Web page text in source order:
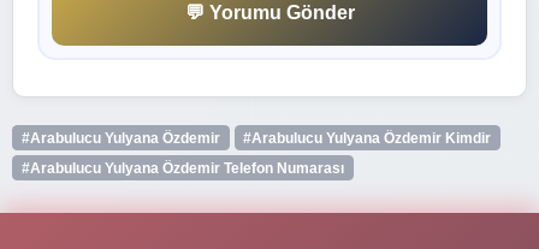
💬 Yorumu Gönder
#Arabulucu Yulyana Özdemir
#Arabulucu Yulyana Özdemir Kimdir
#Arabulucu Yulyana Özdemir Telefon Numarası